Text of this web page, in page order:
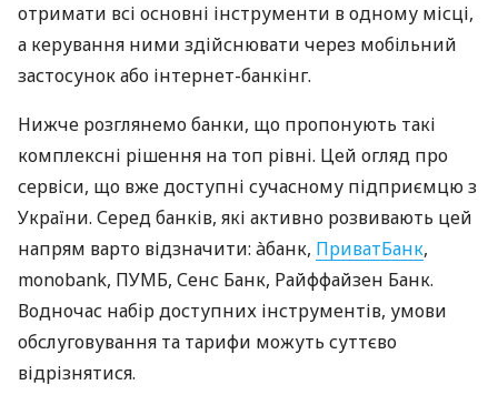
отримати всі основні інструменти в одному місці,
а керування ними здійснювати через мобільний
застосунок або інтернет-банкінг.
Нижче розглянемо банки, що пропонують такі
комплексні рішення на топ рівні. Цей огляд про
сервіси, що вже доступні сучасному підприємцю з
України. Серед банків, які активно розвивають цей
напрям варто відзначити: àбанк, ПриватБанк,
monobank, ПУМБ, Сенс Банк, Райффайзен Банк.
Водночас набір доступних інструментів, умови
обслуговування та тарифи можуть суттєво
відрізнятися.